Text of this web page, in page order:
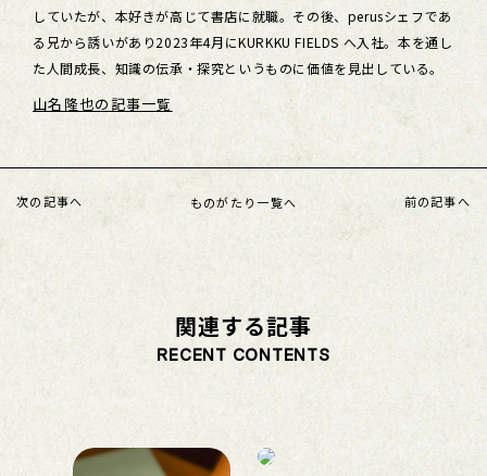
していたが、本好きが高じて書店に就職。その後、perusシェフであ
る兄から誘いがあり2023年4月にKURKKU FIELDS へ入社。本を通し
た人間成長、知識の伝承・探究というものに価値を見出している。
山名隆也の記事一覧
次の記事へ ものがたり一覧へ 前の記事へ
関連する記事
RECENT CONTENTS